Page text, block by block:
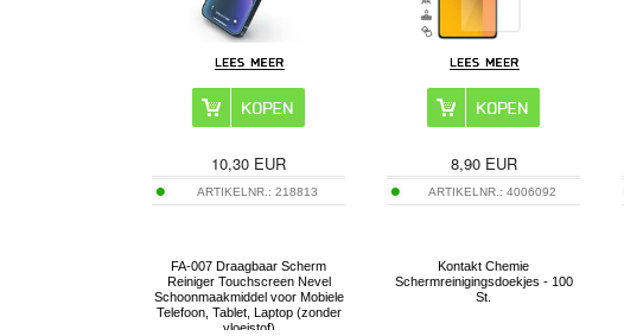
10,30 EUR
ARTIKELNR.:218813
8,90EUR
ARTIKELNR.:4006092
FA-007 Draagbaar Scherm
Reiniger Touchscreen Nevel
Schoonmaakmiddel voor Mobiele
Telefoon, Tablet, Laptop (zonder
vloeistof)
Kontakt Chemie
Schermreinigingsdoekjes - 100
St.